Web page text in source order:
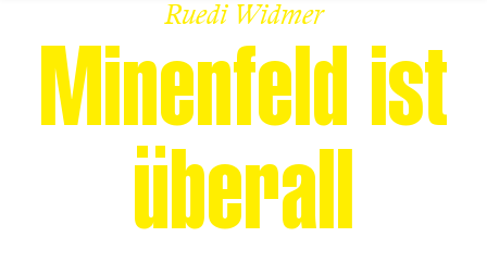
Ruedi Widmer
Minenfeld ist
überall